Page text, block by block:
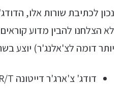
נכון לכתיבת שורות אלו,
לא הצלחנו להבין מדוע
יותר דומה לצ'אלנג'ר) יוצע